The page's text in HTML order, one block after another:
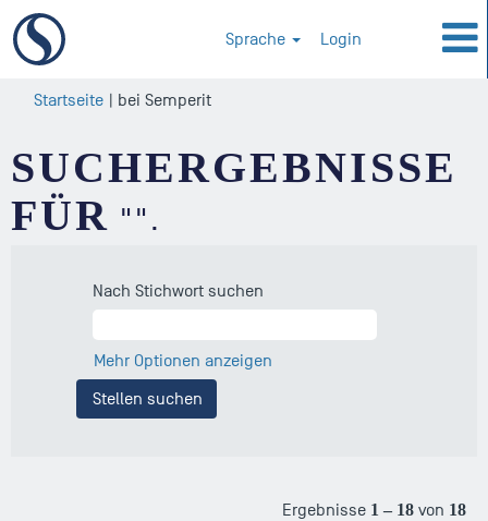
Sprache Login
Startseite | bei Semperit(aktuelle
SUCHERGEBNISSE
FÜR "".
Nach Stichwort suchen
Mehr Optionen anzeigen
Ergebnisse 1 – 18 von 18